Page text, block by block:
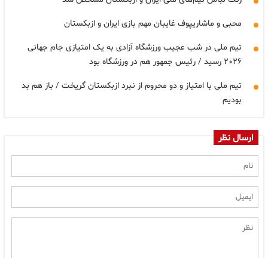
محبی و ماشاریپوف غایبان مهم بازی ایران و ازبکستان
تیم ملی در شب عجیب ورزشگاه آزادی به یک امتیازی جام جهانی
۲۰۲۶ رسید / رئیس جمهور هم در ورزشگاه بود
تیم ملی با امتیاز و دو محروم از نبرد ازبکستان گریخت / باز هم بد
بودیم
ارسال نظر